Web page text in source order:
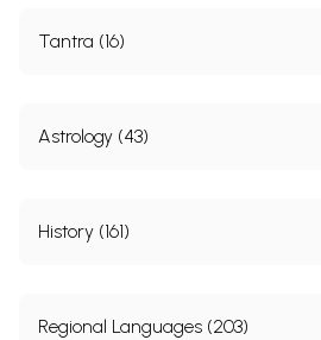
Tantra (16)
Astrology (43)
History (161)
Regional Languages (203)